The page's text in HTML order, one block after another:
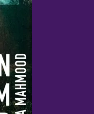
en spännande och
helt enkelt.”